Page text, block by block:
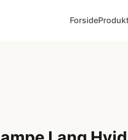
Forside